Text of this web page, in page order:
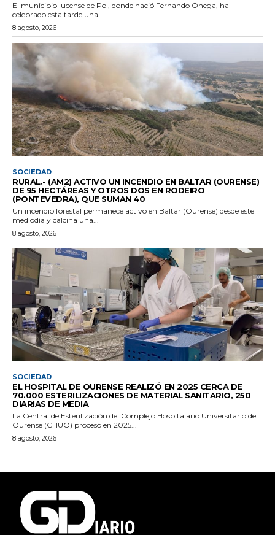
El municipio lucense de Pol, donde nació Fernando Ónega, ha
celebrado esta tarde una...
8 agosto, 2026
SOCIEDAD
RURAL.- (AM2) ACTIVO UN INCENDIO EN BALTAR (OURENSE)
DE 95 HECTÁREAS Y OTROS DOS EN RODEIRO
(PONTEVEDRA), QUE SUMAN 40
Un incendio forestal permanece activo en Baltar (Ourense) desde este
mediodía y calcina una...
8 agosto, 2026
SOCIEDAD
EL HOSPITAL DE OURENSE REALIZÓ EN 2025 CERCA DE
70.000 ESTERILIZACIONES DE MATERIAL SANITARIO, 250
DIARIAS DE MEDIA
La Central de Esterilización del Complejo Hospitalario Universitario de
Ourense (CHUO) procesó en 2025...
8 agosto, 2026